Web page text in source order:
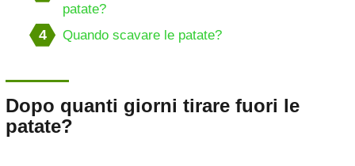
patate?
4 Quando scavare le patate?
Dopo quanti giorni tirare fuori le
patate?